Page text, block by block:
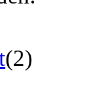
(2)